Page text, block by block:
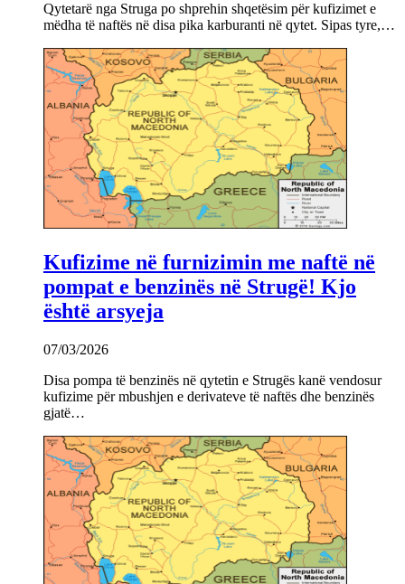
Qytetarë nga Struga po shprehin shqetësim për kufizimet e
mëdha të naftës në disa pika karburanti në qytet. Sipas tyre,…
Kufizime në furnizimin me naftë në
pompat e benzinës në Strugë! Kjo
është arsyeja
07/03/2026
Disa pompa të benzinës në qytetin e Strugës kanë vendosur
kufizime për mbushjen e derivateve të naftës dhe benzinës
gjatë…